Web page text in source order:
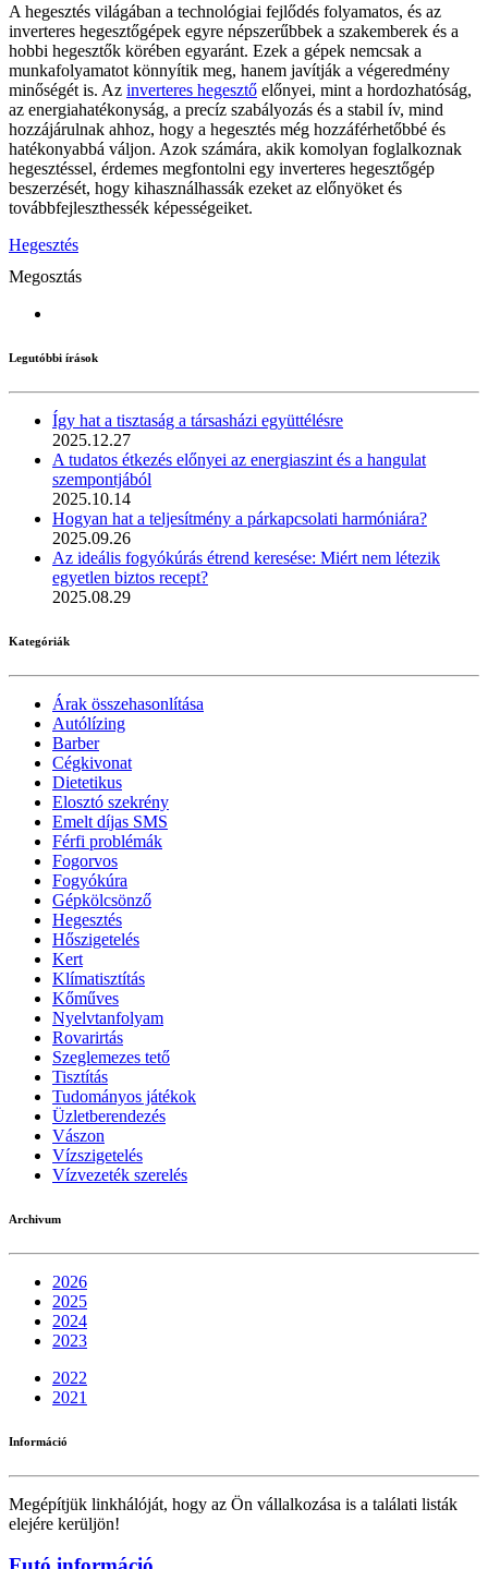
A hegesztés világában a technológiai fejlődés folyamatos, és az
inverteres hegesztőgépek egyre népszerűbbek a szakemberek és a
hobbi hegesztők körében egyaránt. Ezek a gépek nemcsak a
munkafolyamatot könnyítik meg, hanem javítják a végeredmény
minőségét is. Az inverteres hegesztő előnyei, mint a hordozhatóság,
az energiahatékonyság, a precíz szabályozás és a stabil ív, mind
hozzájárulnak ahhoz, hogy a hegesztés még hozzáférhetőbbé és
hatékonyabbá váljon. Azok számára, akik komolyan foglalkoznak
hegesztéssel, érdemes megfontolni egy inverteres hegesztőgép
beszerzését, hogy kihasználhassák ezeket az előnyöket és
továbbfejleszthessék képességeiket.
Hegesztés
Megosztás
Legutóbbi írások
Így hat a tisztaság a társasházi együttélésre
2025.12.27
A tudatos étkezés előnyei az energiaszint és a hangulat
szempontjából
2025.10.14
Hogyan hat a teljesítmény a párkapcsolati harmóniára?
2025.09.26
Az ideális fogyókúrás étrend keresése: Miért nem létezik
egyetlen biztos recept?
2025.08.29
Kategóriák
Árak összehasonlítása
Autólízing
Barber
Cégkivonat
Dietetikus
Elosztó szekrény
Emelt díjas SMS
Férfi problémák
Fogorvos
Fogyókúra
Gépkölcsönző
Hegesztés
Hőszigetelés
Kert
Klímatisztítás
Kőműves
Nyelvtanfolyam
Rovarirtás
Szeglemezes tető
Tisztítás
Tudományos játékok
Üzletberendezés
Vászon
Vízszigetelés
Vízvezeték szerelés
Archivum
2026
2025
2024
2023
2022
2021
Információ
Megépítjük linkhálóját, hogy az Ön vállalkozása is a találati listák
elejére kerüljön!